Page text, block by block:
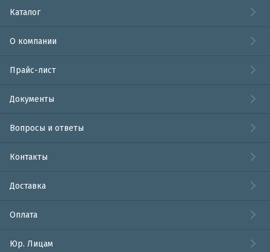
Каталог
О компании
Прайс-лист
Документы
Вопросы и ответы
Контакты
Доставка
Оплата
Юр. Лицам